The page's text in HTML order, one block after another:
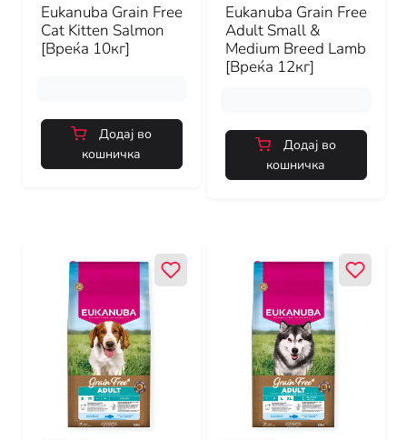
Eukanuba Grain Free
Cat Kitten Salmon
[Вреќа 10кг]
Додај во
кошничка
Eukanuba Grain Free
Adult Small &
Medium Breed Lamb
[Вреќа 12кг]
Додај во
кошничка